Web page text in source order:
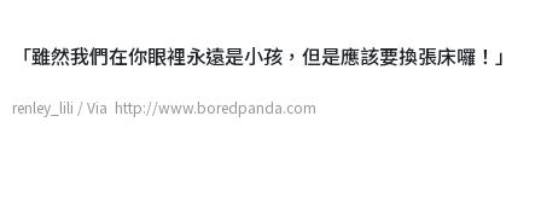
「雖然我們在你眼裡永遠是小孩，但是應該要換張床囉！」
renley_lili / Via http://www.boredpanda.com